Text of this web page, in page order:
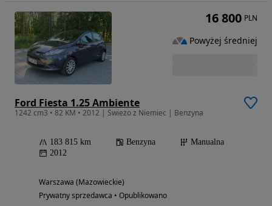
Ford Fiesta 1.25 Ambiente
1242 cm3 • 82 KM • 2012 | Świeżo z Niemiec | Benzyna
183 815 km Benzyna
Manualna
2012
Warszawa (Mazowieckie)
Prywatny sprzedawca • Opublikowano
16 800 PLN
Powyżej średniej